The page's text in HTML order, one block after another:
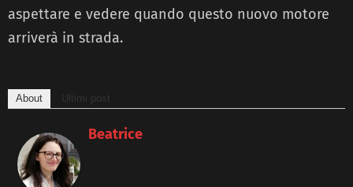
aspettare e vedere quando questo nuovo motore
arriverà in strada.
About Ultimi post
Beatrice